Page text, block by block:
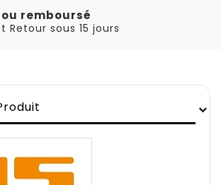
remboursé
Retour sous 15 jours